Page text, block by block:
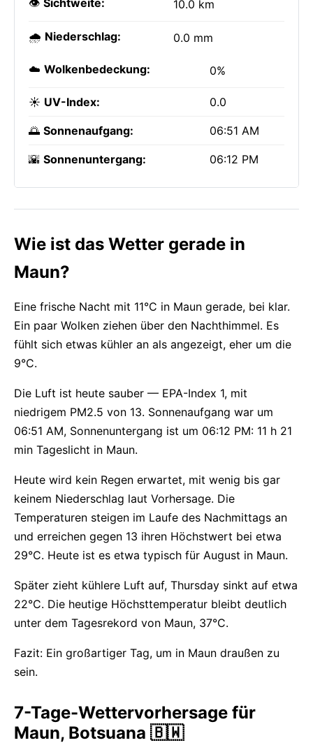
👁️ Sichtweite: 10.0 km
🌧️ Niederschlag: 0.0 mm
☁️ Wolkenbedeckung: 0%
☀️ UV-Index: 0.0
🌅 Sonnenaufgang: 06:51 AM
🌇 Sonnenuntergang: 06:12 PM
Wie ist das Wetter gerade in
Maun?
Eine frische Nacht mit 11°C in Maun gerade, bei klar.
Ein paar Wolken ziehen über den Nachthimmel. Es
fühlt sich etwas kühler an als angezeigt, eher um die
9°C.
Die Luft ist heute sauber — EPA-Index 1, mit
niedrigem PM2.5 von 13. Sonnenaufgang war um
06:51 AM, Sonnenuntergang ist um 06:12 PM: 11 h 21
min Tageslicht in Maun.
Heute wird kein Regen erwartet, mit wenig bis gar
keinem Niederschlag laut Vorhersage. Die
Temperaturen steigen im Laufe des Nachmittags an
und erreichen gegen 13 ihren Höchstwert bei etwa
29°C. Heute ist es etwa typisch für August in Maun.
Später zieht kühlere Luft auf, Thursday sinkt auf etwa
22°C. Die heutige Höchsttemperatur bleibt deutlich
unter dem Tagesrekord von Maun, 37°C.
Fazit: Ein großartiger Tag, um in Maun draußen zu
sein.
7-Tage-Wettervorhersage für
Maun, Botsuana 🇧🇼